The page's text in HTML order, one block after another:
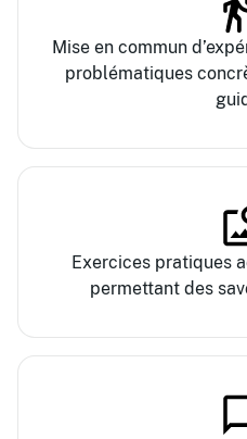
Mise en commun
problématiques
Exercices pratiques
permettant des